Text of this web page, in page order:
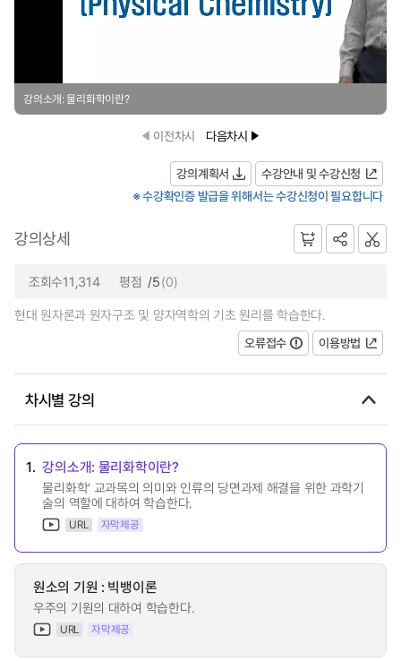
강의소개: 물리화학이란?
이전차시 다음차시
강의계획서
수강안내 및 수강신청
※ 수강확인증 발급을 위해서는 수강신청이 필요합니다
강의상세
조회수11,314 평점 /5(0)
현대 원자론과 원자구조 및 양자역학의 기초 원리를 학습한다.
오류접수
이용방법
차시별 강의
1. 강의소개: 물리화학이란?
물리화학' 교과목의 의미와 인류의 당면과제 해결을 위한 과학기
술의 역할에 대하여 학습한다.
URL 자막제공
원소의 기원 : 빅뱅이론
우주의 기원의 대하여 학습한다.
URL 자막제공